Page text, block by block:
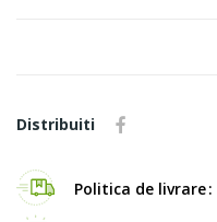
Distribuiti
Politica de livrare